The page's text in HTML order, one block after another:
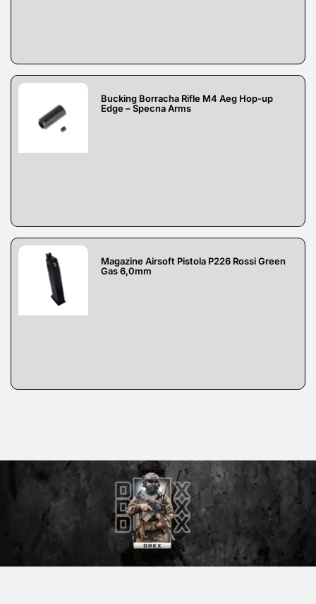
Bucking Borracha Rifle M4 Aeg Hop-up
Edge – Specna Arms
Magazine Airsoft Pistola P226 Rossi Green
Gas 6,0mm